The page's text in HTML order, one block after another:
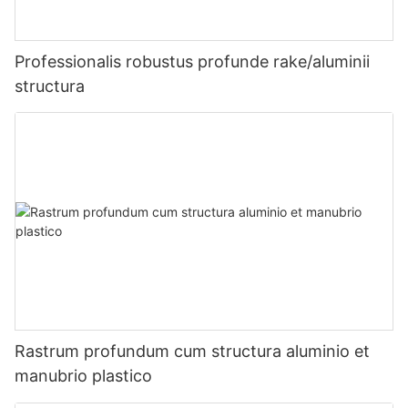
Professionalis robustus profunde rake/aluminii
structura
Rastrum profundum cum structura aluminio et
manubrio plastico